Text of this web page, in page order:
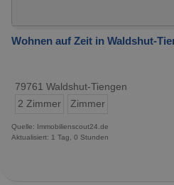
Wohnen auf Zeit in Waldshut-
79761 Waldshut-Tiengen
2 Zimmer
Zimmer
Quelle: Immobilienscout24.de
Aktualisiert: 1 Tag, 0 Stunden